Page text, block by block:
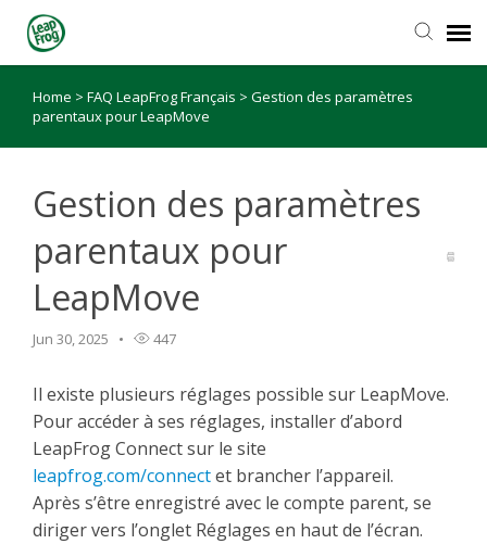
Home > FAQ LeapFrog Français > Gestion des paramètres
parentaux pour LeapMove
Gestion des paramètres
parentaux pour
LeapMove
Jun 30, 2025 447
Il existe plusieurs réglages possible sur LeapMove.
Pour accéder à ses réglages, installer d’abord
LeapFrog Connect sur le site
leapfrog.com/connectet brancher l’appareil.
Après s’être enregistré avec le compte parent, se
diriger vers l’onglet Réglages en haut de l’écran.